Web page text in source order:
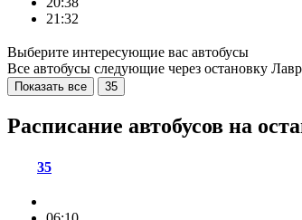
21:32
Выберите интересующие вас автобусы
Все автобусы следующие через остановку
Показать все
35
Расписание автобусов на
35